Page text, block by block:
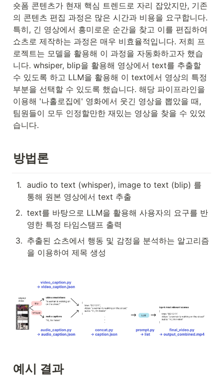
숏폼 콘텐츠가 현재 핵심 트렌드로 자리 잡았지만, 기존
의 콘텐츠 편집 과정은 많은 시간과 비용을 요구합니다.
특히, 긴 영상에서 흥미로운 순간을 찾고 이를 편집하여
쇼츠로 제작하는 과정은 매우 비효율적입니다. 저희 프
로젝트는 모델을 활용해 이 과정을 자동화하고자 했습
니다. whsiper, blip을 활용해 영상에서 text를 추출할
수 있도록 하고 LLM을 활용해 이 text에서 영상의 특정
부분을 선택할 수 있도록 했습니다. 해당 파이프라인을
이용해 '나홀로집에' 영화에서 웃긴 영상을 뽑았을 때,
팀원들이 모두 인정할만한 재밌는 영상을 찾을 수 있었
습니다.
방법론
1. audio to text (whisper), image to text (blip) 를
통해 원본 영상에서 text 추출
2. text를 바탕으로 LLM을 활용해 사용자의 요구를 반
영한 특정 타임스탬프 출력
3. 추출된 쇼츠에서 행동 및 감정을 분석하는 알고리즘
을 이용하여 제목 생성
예시 결과